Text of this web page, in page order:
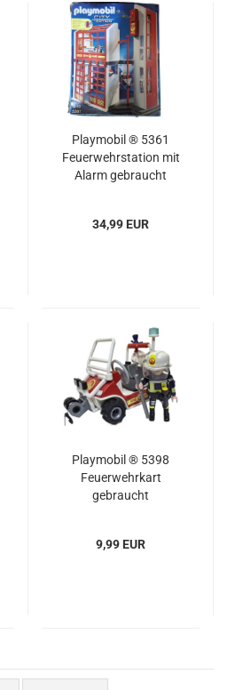
Playmobil ® 5361
Feuerwehrstation mit
Alarm gebraucht
34,99 EUR
Playmobil ® 5398
Feuerwehrkart
gebraucht
9,99 EUR